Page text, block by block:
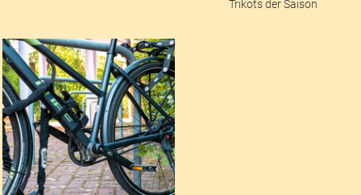
Trikots der Saison